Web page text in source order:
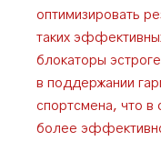
оптимизировать
таких
блокаторы
в поддержании
спортсмена, что в
более